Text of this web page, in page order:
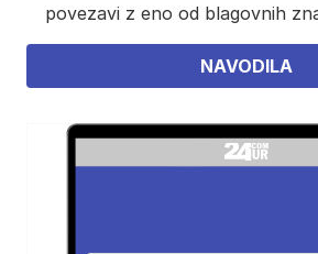
povezavi z eno od blagovnih
NAVODILA